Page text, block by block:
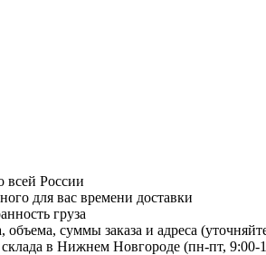
всей России
для вас времени доставки
груза
объема, суммы заказа и адреса
в Нижнем Новгороде (пн-пт, 9:00-